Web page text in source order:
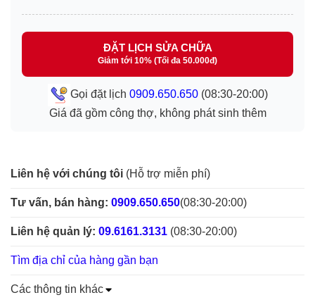
ĐẶT LỊCH SỬA CHỮA
Giảm tới 10% (Tối đa 50.000đ)
Gọi đặt lịch 0909.650.650(08:30-20:00)
Giá đã gồm công thợ, không phát sinh thêm
Liên hệ với chúng tôi (Hỗ trợ miễn phí)
Tư vấn, bán hàng: 0909.650.650(08:30-20:00)
Liên hệ quản lý: 09.6161.3131 (08:30-20:00)
Tìm địa chỉ của hàng gần bạn
Các thông tin khác